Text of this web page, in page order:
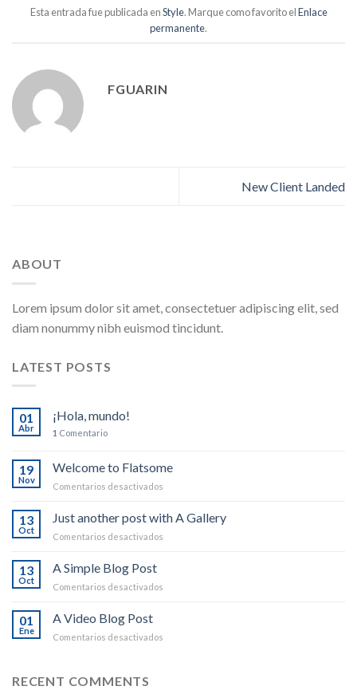
Esta entrada fue publicada enStyle. Marque como favorito elEnlace
permanente.
FGUARIN
New Client Landed
ABOUT
Lorem ipsum dolor sit amet, consectetuer adipiscing elit, sed
diam nonummy nibh euismod tincidunt.
LATEST POSTS
01
Abr
¡Hola, mundo!
1 Comentario
19
Nov
Welcome to Flatsome
Comentarios desactivados
to
13
Oct
Just another post with A Gallery
Comentarios desactivados
13
Oct
A Simple Blog Post
Comentarios desactivados
01
Ene
A Video Blog Post
Comentarios desactivados
RECENT COMMENTS